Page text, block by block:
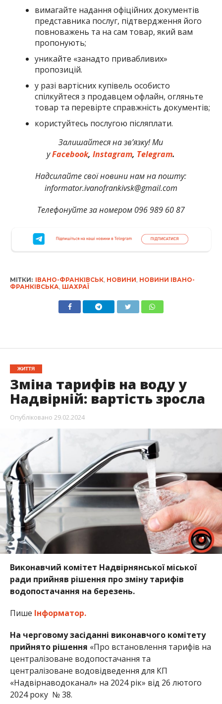
вимагайте надання офіційних документів
представника послуг, підтвердження його
повноважень та на сам товар, який вам
пропонують;
уникайте «занадто привабливих»
пропозицій.
у разі вартісних купівель особисто
спілкуйтеся з продавцем офлайн, огляньте
товар та перевірте справжність документів;
користуйтесь послугою післяплати.
Залишайтеся на зв’язку! Ми
уFacebook,Instagram, Telegram.
Надсилайте свої новини нам на пошту:
informator.ivanofrankivsk@gmail.com
Телефонуйте за номером 096 989 60 87
МІТКИ: ІВАНО-ФРАНКІВСЬК, НОВИНИ, НОВИНИ ІВАНО-
ФРАНКІВСЬКА, ШАХРАЇ
ЖИТТЯ
Зміна тарифів на воду у
Надвірній: вартість зросла
Опубліковано 29.02.2024
Виконавчий комітет Надвірнянської міської
ради прийняв рішення про зміну тарифів
водопостачання на березень.
Пише Інформатор.
На черговому засіданні виконавчого комітету
прийнято рішення «Про встановлення тарифів на
централізоване водопостачання та
централізоване водовідведення для КП
«Надвірнаводоканал» на 2024 рік» від 26 лютого
2024 року № 38.